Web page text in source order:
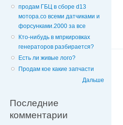
продам ГБЦ в сборе d13
мотора.со всеми датчиками и
форсунками.2000 за все
Кто-нибудь в мпркировках
генераторов разбирается?
Есть ли живые лого?
Продам кое какие запчасти
Дальше
Последние
комментарии